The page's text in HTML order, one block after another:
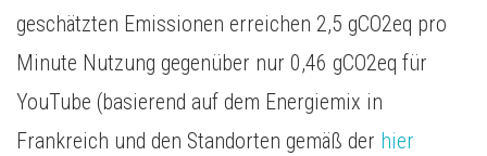
geschätzten Emissionen erreichen 2,5 gCO2eq pro
Minute Nutzung gegenüber nur 0,46 gCO2eq für
YouTube (basierend auf dem Energiemix in
Frankreich und den Standorten gemäß der hier